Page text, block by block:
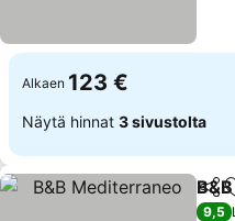
Alkaen 123 €
Näytä hinnat 3 sivustolta
Jaa
9,5